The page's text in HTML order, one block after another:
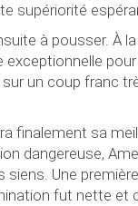
supériorité
à pousser. À
exceptionnelle
un coup franc
finalement sa
dangereuse,
siens. Une
fut nette et